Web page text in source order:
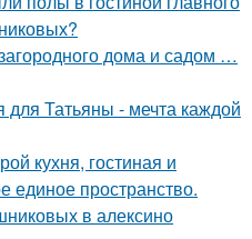
дома и садом …
для Татьяны - мечта каждой
кухня, гостиная и
единое пространство.
в алексино